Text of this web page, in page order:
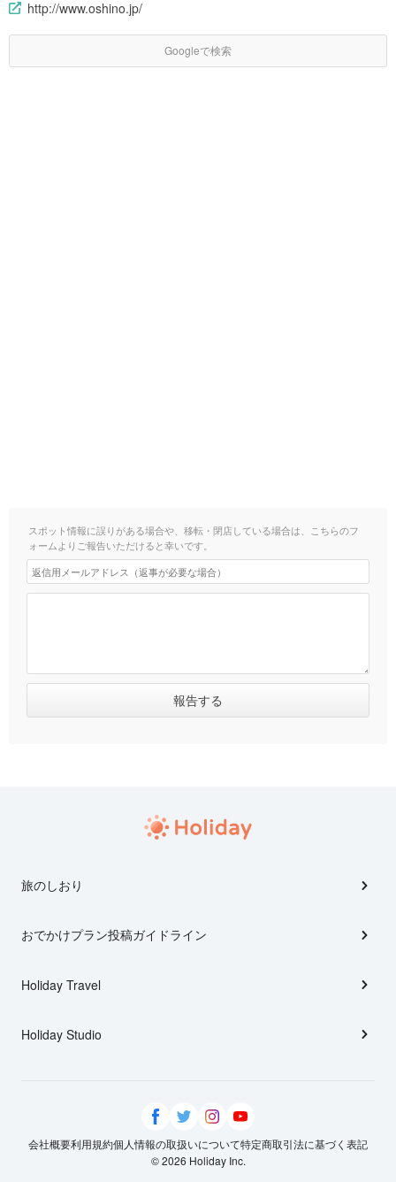
http://www.oshino.jp/
Googleで検索
スポット情報に誤りがある場合や、移転・閉店している場合は、こちらのフ
ォームよりご報告いただけると幸いです。
旅のしおり
おでかけプラン投稿ガイドライン
Holiday Travel
Holiday Studio
会社概要利用規約個人情報の取扱いについて特定商取引法に基づく表記
© 2026 Holiday Inc.